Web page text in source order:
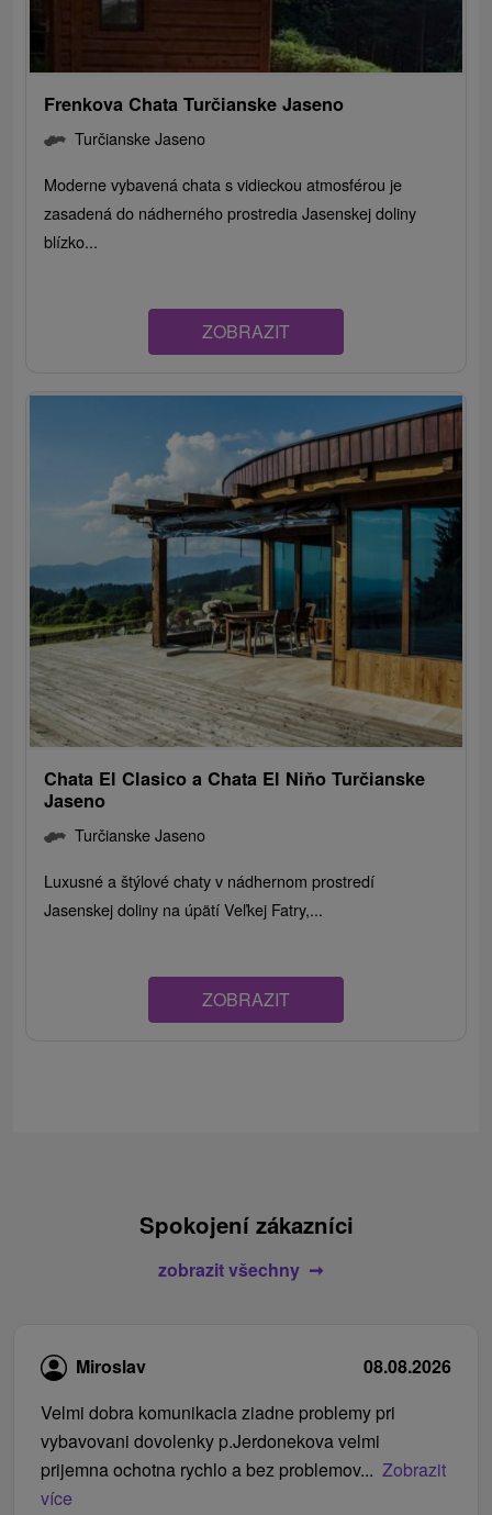
Frenkova Chata Turčianske Jaseno
Turčianske Jaseno
Moderne vybavená chata s vidieckou atmosférou je
zasadená do nádherného prostredia Jasenskej doliny
blízko...
ZOBRAZIT
Chata El Clasico a Chata El Niňo Turčianske
Jaseno
Turčianske Jaseno
Luxusné a štýlové chaty v nádhernom prostredí
Jasenskej doliny na úpätí Veľkej Fatry,...
ZOBRAZIT
Spokojení zákazníci
zobrazit všechny
Miroslav
08.08.2026
Velmi dobra komunikacia ziadne problemy pri
vybavovani dovolenky p.Jerdonekova velmi
prijemna ochotna rychlo a bez problemov... Zobrazit
více